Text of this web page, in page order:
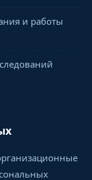
и работы